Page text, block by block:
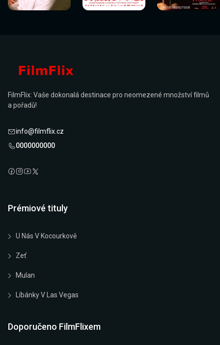
nyní
nyní
nyní
nyní
nyní
nyní
FilmFlix: Vaše dokonalá destinace pro neomezené množství filmů
a pořadů!
info@filmflix.cz
0000000000
Prémiové tituly
U Nás V Kocourkově
Zeť
Mulan
Líbánky V Las Vegas
Doporučeno FilmFlixem